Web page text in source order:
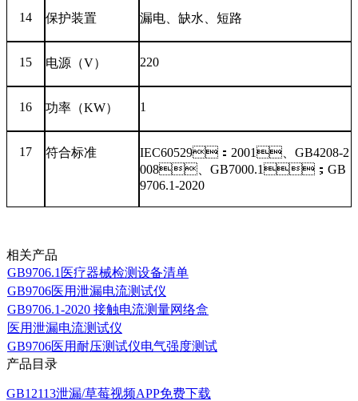
14 保护装置 漏电、缺水、短路
15 电源（V） 220
16 功率（KW） 1
17 符合标准 IEC60529： 2001、GB4208-2
008、GB7000.1；GB
9706.1-2020
相关产品
GB9706.1医疗器械检测设备清单
GB9706医用泄漏电流测试仪
GB9706.1-2020 接触电流测量网络盒
医用泄漏电流测试仪
GB9706医用耐压测试仪电气强度测试
产品目录
GB12113泄漏/草莓视频APP免费下载